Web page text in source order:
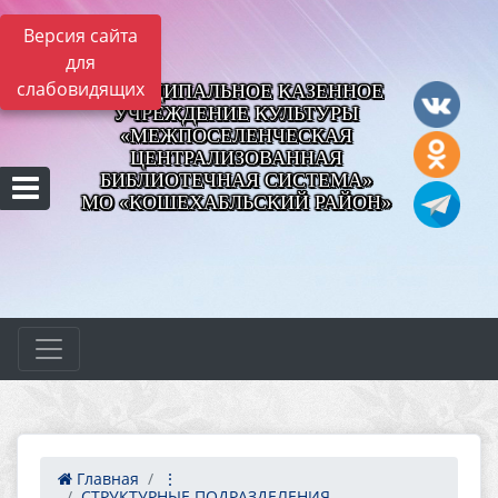
Версия сайта
для
слабовидящихМУНИЦИПАЛЬНОЕ КАЗЕННОЕ
УЧРЕЖДЕНИЕ КУЛЬТУРЫ
«МЕЖПОСЕЛЕНЧЕСКАЯ
ЦЕНТРАЛИЗОВАННАЯ
БИБЛИОТЕЧНАЯ СИСТЕМА»
МО «КОШЕХАБЛЬСКИЙ РАЙОН»
Главная
⋮